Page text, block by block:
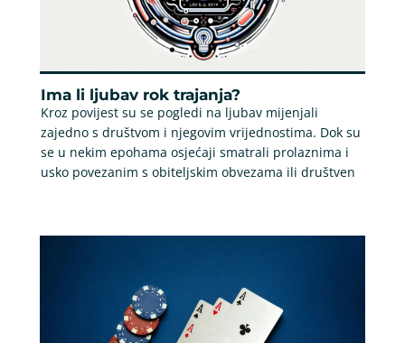
Ima li ljubav rok trajanja?
Kroz povijest su se pogledi na ljubav mijenjali
zajedno s društvom i njegovim vrijednostima. Dok su
se u nekim epohama osjećaji smatrali prolaznima i
usko povezanim s obiteljskim obvezama ili društven